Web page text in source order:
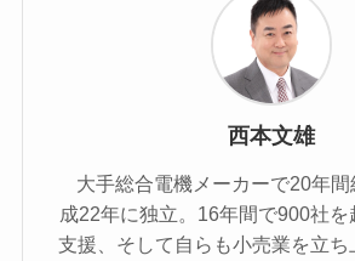
西本文雄
大手総合電機メーカーで20年間
成22年に独立。16年間で900社
支援、そして自らも小売業を立